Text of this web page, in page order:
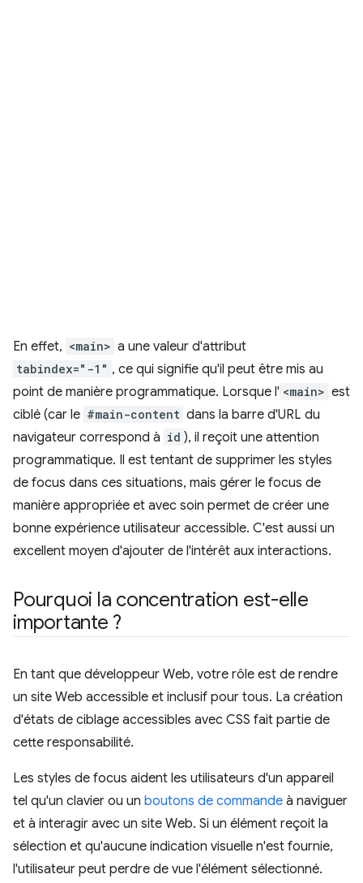
En effet, <main> a une valeur d'attribut
tabindex="-1" , ce qui signifie qu'il peut être mis au
point de manière programmatique. Lorsque l' <main> est
ciblé (car le #main-content dans la barre d'URL du
navigateur correspond à id ), il reçoit une attention
programmatique. Il est tentant de supprimer les styles
de focus dans ces situations, mais gérer le focus de
manière appropriée et avec soin permet de créer une
bonne expérience utilisateur accessible. C'est aussi un
excellent moyen d'ajouter de l'intérêt aux interactions.
Pourquoi la concentration est-elle
importante ?
En tant que développeur Web, votre rôle est de rendre
un site Web accessible et inclusif pour tous. La création
d'états de ciblage accessibles avec CSS fait partie de
cette responsabilité.
Les styles de focus aident les utilisateurs d'un appareil
tel qu'un clavier ou un boutons de commande à naviguer
et à interagir avec un site Web. Si un élément reçoit la
sélection et qu'aucune indication visuelle n'est fournie,
l'utilisateur peut perdre de vue l'élément sélectionné.